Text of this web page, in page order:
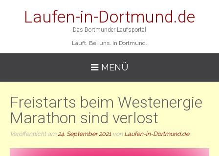
Laufen-in-Dortmund.de
Das Dortmunder Laufsportal
Läuft. Bei uns. In Dortmund.
MENÜ
Freistarts beim Westenergie
Marathon sind verlost
Veröffentlicht am24. September 2021 von Laufen-in-Dortmund.de